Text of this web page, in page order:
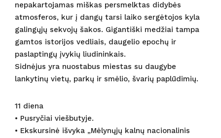
nepakartojamas miškas persmelktas didybės
atmosferos, kur į dangų tarsi laiko sergėtojos kyla
galingųjų sekvojų šakos. Gigantiški medžiai tampa
gamtos istorijos vedliais, daugelio epochų ir
paslaptingų įvykių liudininkais.
Sidnėjus yra nuostabus miestas su daugybe
lankytinų vietų, parkų ir smėlio, švarių paplūdimių.
11 diena
• Pusryčiai viešbutyje.
• Ekskursinė išvyka „Mėlynųjų kalnų nacionalinis